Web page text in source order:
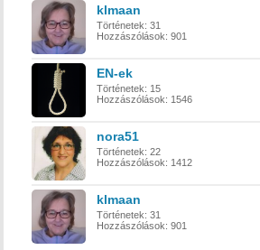
klmaan
Történetek: 31
Hozzászólások: 901
EN-ek
Történetek: 15
Hozzászólások: 1546
nora51
Történetek: 22
Hozzászólások: 1412
klmaan
Történetek: 31
Hozzászólások: 901